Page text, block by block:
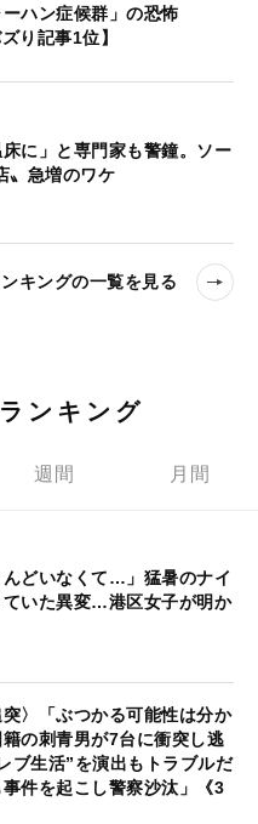
ハン症候群」の恐怖
り記事1位】
床に」と専門家も警鐘。ソー
〟急増のワケ
キングの一覧を見る
ンキング
週間 月間
んどいなくて…」猛暑のナイ
ていた異変…港区女子が明か
突〉「ぶつかる可能性は分か
の刺青男が7台に衝突し逃
ブ生活”を演出もトラブルだ
件を起こし警察沙汰」《3